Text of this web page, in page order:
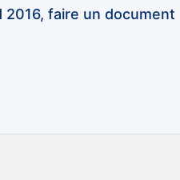
2016, faire un document